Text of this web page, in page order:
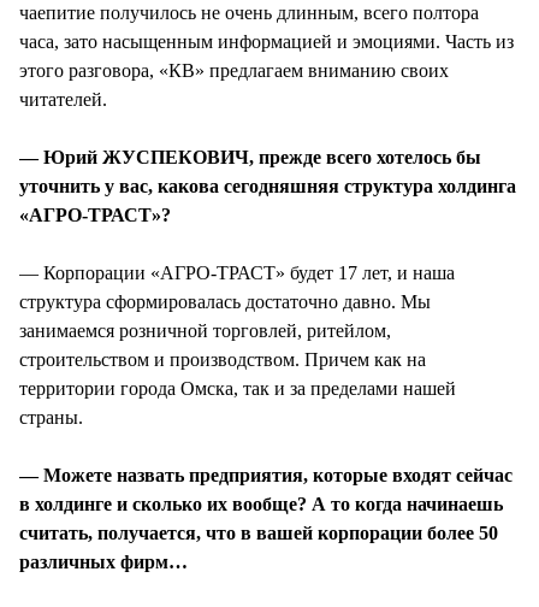
чаепитие получилось не очень длинным, всего полтора
часа, зато насыщенным информацией и эмоциями. Часть из
этого разговора, «КВ» предлагаем вниманию своих
читателей.
— Юрий ЖУСПЕКОВИЧ, прежде всего хотелось бы
уточнить у вас, какова сегодняшняя структура холдинга
«АГРО-ТРАСТ»?
— Корпорации «АГРО-ТРАСТ» будет 17 лет, и наша
структура сформировалась достаточно давно. Мы
занимаемся розничной торговлей, ритейлом,
строительством и производством. Причем как на
территории города Омска, так и за пределами нашей
страны.
— Можете назвать предприятия, которые входят сейчас
в холдинге и сколько их вообще? А то когда начинаешь
считать, получается, что в вашей корпорации более 50
различных фирм…